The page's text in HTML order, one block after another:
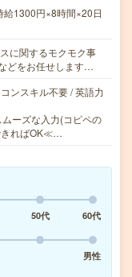
1300円×8時間×20日
に関するモクモク事
どをお任せします…
ンスキル不要 / 英語力
ーズな入力(コピペの
きればOK≪…
50代
60代
男性